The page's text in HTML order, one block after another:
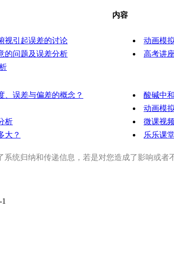
内容
视引起误差的讨论
的问题及误差分析
动画模
高考讲
、误差与偏差的概念？
析
大？
酸碱中
动画模
微课视
乐乐课
统归纳和传递信息，若是对您造成了影响或者